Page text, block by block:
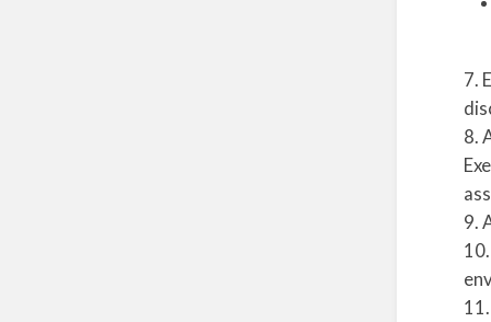
7.
8.
9.